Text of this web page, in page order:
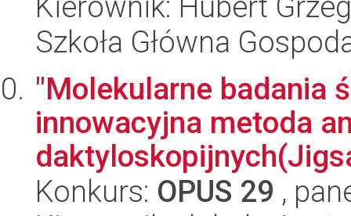
Szkoła Główna
"Molekularne badania
innowacyjna metoda
Konkurs: OPUS 29 ,